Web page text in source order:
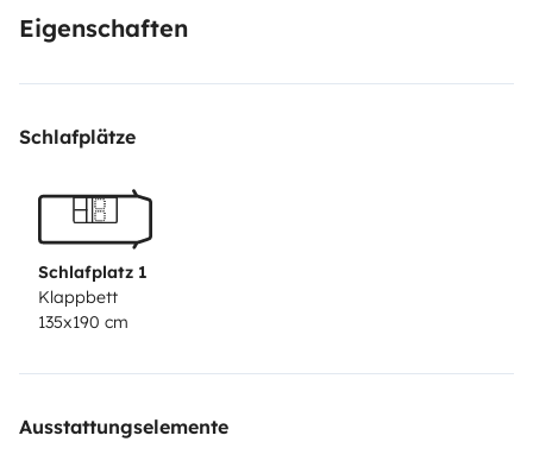
Eigenschaften
Schlafplätze
Schlafplatz 1
Klappbett
135x190 cm
Ausstattungselemente